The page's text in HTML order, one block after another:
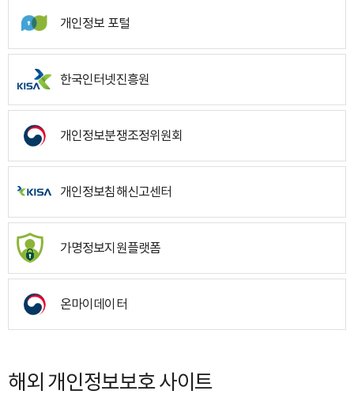
개인정보 포털
한국인터넷진흥원
개인정보분쟁조정위원회
개인정보침해신고센터
가명정보지원플랫폼
온마이데이터
해외 개인정보보호 사이트